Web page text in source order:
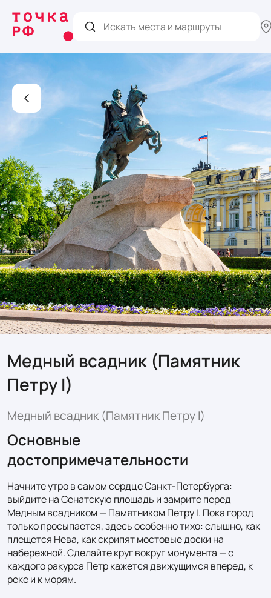
Медный всадник (Памятник
Петру I)
Медный всадник (Памятник Петру I)
Основные
достопримечательности
Начните утро в самом сердце Санкт-Петербурга:
выйдите на Сенатскую площадь и замрите перед
Медным всадником — Памятником Петру I. Пока город
только просыпается, здесь особенно тихо: слышно, как
плещется Нева, как скрипят мостовые доски на
набережной. Сделайте круг вокруг монумента — с
каждого ракурса Петр кажется движущимся вперед, к
реке и к морям.